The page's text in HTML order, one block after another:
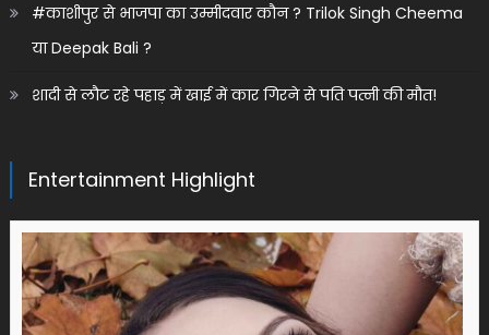
#काशीपुर से भाजपा का उम्मीदवार कौन ? Trilok Singh Cheema
या Deepak Bali ?
शादी से लौट रहे पहाड़ में खाई में कार गिरने से पति पत्नी की मौत!
Entertainment Highlight